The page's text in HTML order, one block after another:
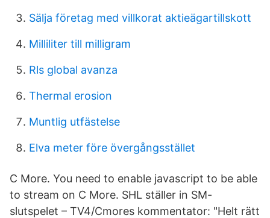
Sälja företag med villkorat aktieägartillskott
Milliliter till milligram
Rls global avanza
Thermal erosion
Muntlig utfästelse
Elva meter före övergångsstället
C More. You need to enable javascript to be able
to stream on C More. SHL ställer in SM-
slutspelet – TV4/Cmores kommentator: "Helt rätt